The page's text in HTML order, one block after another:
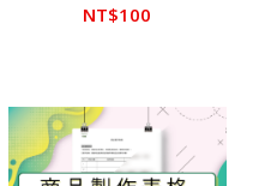
NT$100